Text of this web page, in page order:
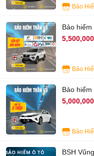
Bảo hiểm
Bảo
BSH